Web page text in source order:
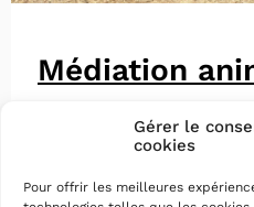
Gérer le
cookies
Pour offrir les meilleures
Médiation